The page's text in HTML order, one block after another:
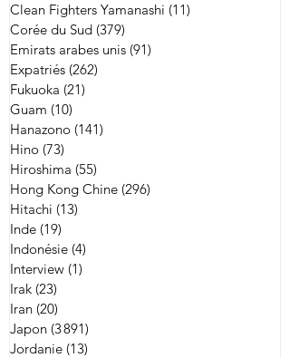
Clean Fighters Yamanashi (11)
Corée du Sud (379)
Emirats arabes unis (91)
Expatriés (262)
Fukuoka (21)
Guam (10)
Hanazono (141)
Hino (73)
Hiroshima (55)
Hong Kong Chine (296)
Hitachi (13)
Inde (19)
Indonésie (4)
Interview (1)
Irak (23)
Iran (20)
Japon (3 891)
Jordanie (13)